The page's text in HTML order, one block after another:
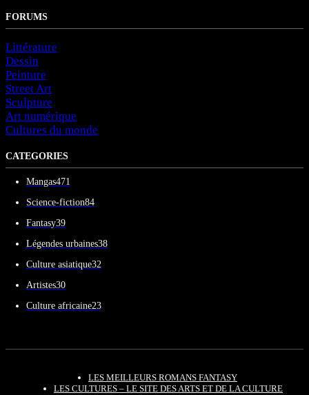
FORUMS
Littérature
Dessin
Peinture
Street Art
Sculpture
Art numérique
Cultures du monde
CATEGORIES
Mangas471
Science-fiction84
Fantasy39
Légendes urbaines38
Culture asiatique32
Artistes30
Culture africaine23
LES MEILLEURS ROMANS FANTASY
LES CULTURES – LE SITE DES ARTS ET DE LA CULTURE